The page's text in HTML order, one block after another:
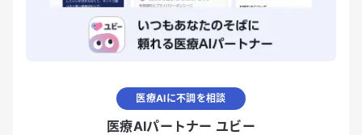
医療AIに不調を相談
医療AIパートナー ユビー